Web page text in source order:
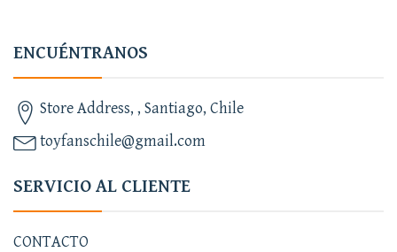
ENCUÉNTRANOS
Store Address, , Santiago, Chile
toyfanschile@gmail.com
SERVICIO AL CLIENTE
CONTACTO